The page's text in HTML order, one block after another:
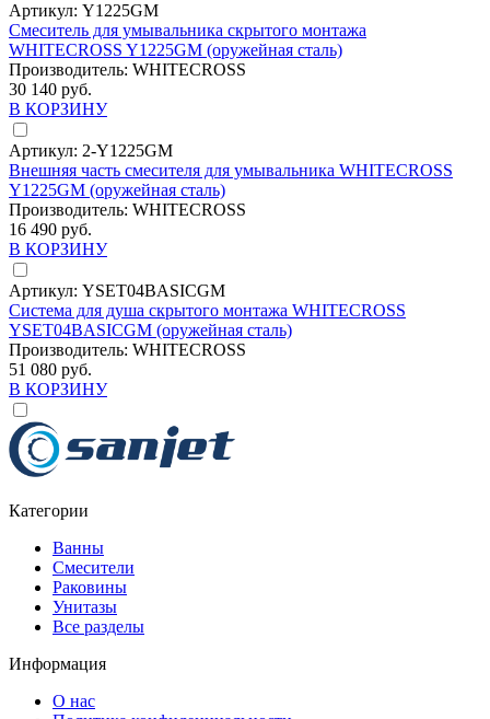
Артикул: Y1225GM
Смеситель для умывальника скрытого монтажа
WHITECROSS Y1225GM (оружейная сталь)
Производитель: WHITECROSS
30 140 руб.
В КОРЗИНУ
Артикул: 2-Y1225GM
Внешняя часть смесителя для умывальника WHITECROSS
Y1225GM (оружейная сталь)
Производитель: WHITECROSS
16 490 руб.
В КОРЗИНУ
Артикул: YSET04BASICGM
Система для душа скрытого монтажа WHITECROSS
YSET04BASICGM (оружейная сталь)
Производитель: WHITECROSS
51 080 руб.
В КОРЗИНУ
Категории
Ванны
Смесители
Раковины
Унитазы
Все разделы
Информация
О нас